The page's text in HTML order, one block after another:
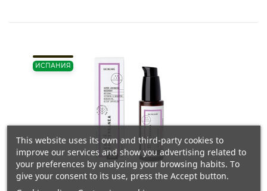
ИСПАНИЯ
This website uses its own and third-party cookies to
improve our services and show you advertising related to
your preferences by analyzing your browsing habits. To
give your consent to its use, press the Accept button.